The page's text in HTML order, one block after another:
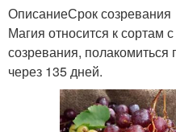
ОписаниеСрок созревания
Магия относится к сортам
созревания,
через 135 дней.